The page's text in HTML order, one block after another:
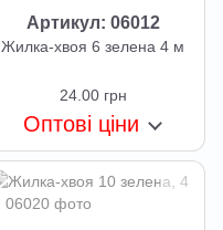
Артикул: 06012
Жилка-хвоя 6 зелена 4 м
24.00 грн
Оптові ціни